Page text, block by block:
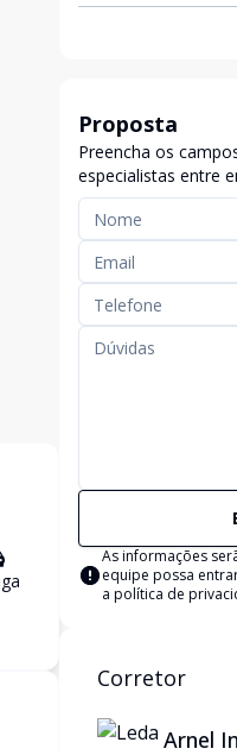
Proposta
Preencha os
especialistas entre
As informações
equipe possa
a política de
Corretor
Arnel